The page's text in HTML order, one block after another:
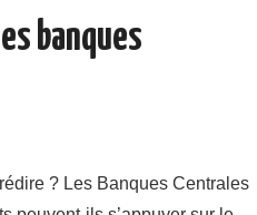
banques
? Les Banques Centrales